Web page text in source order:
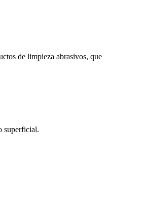
de limpieza abrasivos, que
superficial.